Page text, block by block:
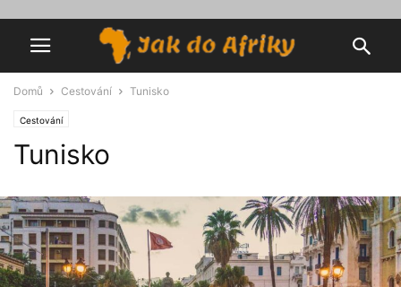
Domů Cestování Tunisko
Cestování
Tunisko